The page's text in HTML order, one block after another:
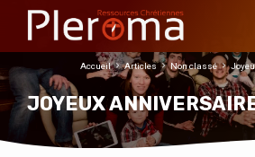
JOYEUX
Accueil Articles Non classé